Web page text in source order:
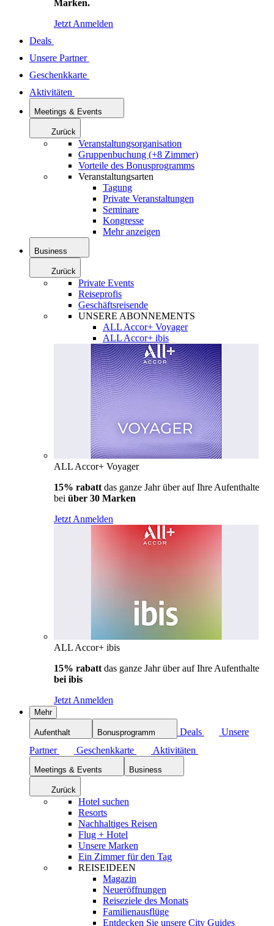
Marken.
Jetzt Anmelden
Deals
Unsere Partner
Geschenkkarte
Aktivitäten
Meetings & Events
Zurück
Veranstaltungsorganisation
Gruppenbuchung (+8 Zimmer)
Vorteile des Bonusprogramms
Veranstaltungsarten
Tagung
Private Veranstaltungen
Seminare
Kongresse
Mehr anzeigen
Business
Zurück
Private Events
Reiseprofis
Geschäftsreisende
UNSERE ABONNEMENTS
ALL Accor+ Voyager
ALL Accor+ ibis
ALL Accor+ Voyager
15% rabatt das ganze Jahr über auf Ihre Aufenthalte
bei über 30 Marken
Jetzt Anmelden
ALL Accor+ ibis
15% rabatt das ganze Jahr über auf Ihre Aufenthalte
bei ibis
Jetzt Anmelden
Mehr
Aufenthalt Bonusprogramm Deals
Unsere
Partner
Geschenkkarte Aktivitäten
Meetings & Events Business
Zurück
Hotel suchen
Resorts
Nachhaltiges Reisen
Flug + Hotel
Unsere Marken
Ein Zimmer für den Tag
REISEIDEEN
Magazin
Neueröffnungen
Reiseziele des Monats
Familienausflüge
Entdecken Sie unsere City Guides